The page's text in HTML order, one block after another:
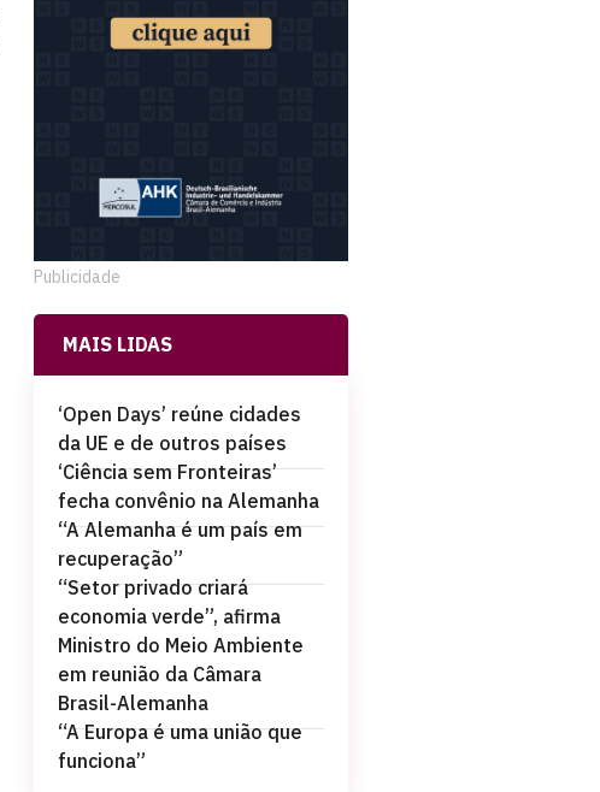
Publicidade
MAIS LIDAS
‘Open Days’ reúne cidades
da UE e de outros países
‘Ciência sem Fronteiras’
fecha convênio na Alemanha
“A Alemanha é um país em
recuperação”
“Setor privado criará
economia verde”, afirma
Ministro do Meio Ambiente
em reunião da Câmara
Brasil-Alemanha
“A Europa é uma união que
funciona”